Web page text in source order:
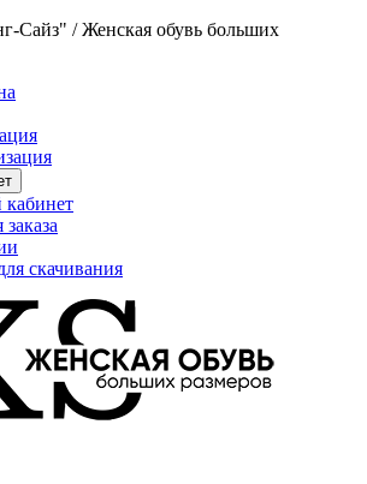
Сайз" / Женская обувь больших
скачивания